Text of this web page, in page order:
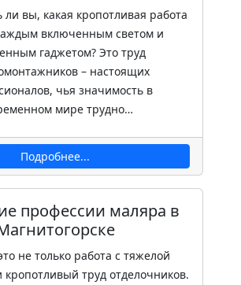
вы, какая кропотливая работа
включенным светом и
гаджетом? Это труд
– настоящих
чья значимость в
мире трудно…
Подробнее...
профессии маляра в
не только работа с тяжелой
кропотливый труд отделочников.